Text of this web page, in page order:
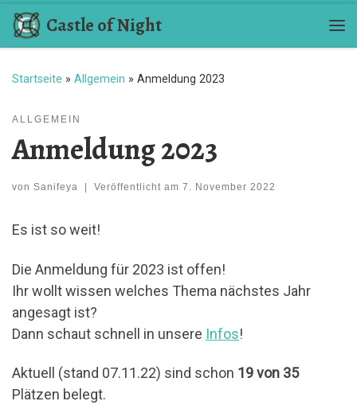
Zum Inhalt springen
Castle of Night
Startseite » Allgemein » Anmeldung 2023
ALLGEMEIN
Anmeldung 2023
von Sanifeya Veröffentlicht am 7. November 2022
Es ist so weit!
Die Anmeldung für 2023 ist offen!
Ihr wollt wissen welches Thema nächstes Jahr
angesagt ist?
Dann schaut schnell in unsere Infos!
Aktuell (stand 07.11.22) sind schon 19 von 35
Plätzen belegt.